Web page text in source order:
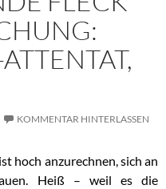
KOMMENTAR HINTERLASSEN
hoch anzurechnen, sich an
Heiß – weil es die